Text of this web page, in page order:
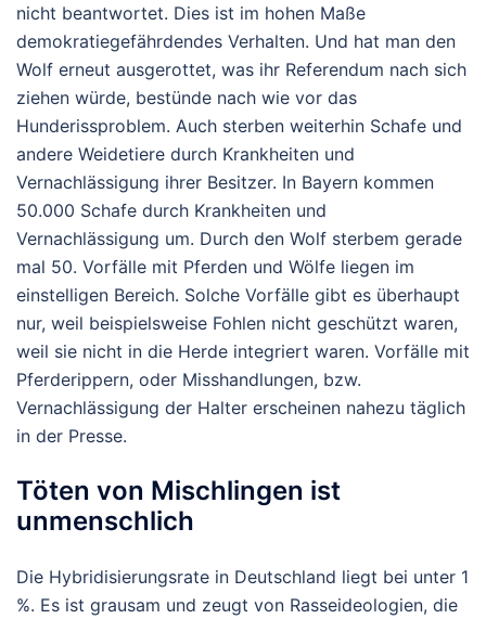
nicht beantwortet. Dies ist im hohen Maße
demokratiegefährdendes Verhalten. Und hat man den
Wolf erneut ausgerottet, was ihr Referendum nach sich
ziehen würde, bestünde nach wie vor das
Hunderissproblem. Auch sterben weiterhin Schafe und
andere Weidetiere durch Krankheiten und
Vernachlässigung ihrer Besitzer. In Bayern kommen
50.000 Schafe durch Krankheiten und
Vernachlässigung um. Durch den Wolf sterbem gerade
mal 50. Vorfälle mit Pferden und Wölfe liegen im
einstelligen Bereich. Solche Vorfälle gibt es überhaupt
nur, weil beispielsweise Fohlen nicht geschützt waren,
weil sie nicht in die Herde integriert waren. Vorfälle mit
Pferderippern, oder Misshandlungen, bzw.
Vernachlässigung der Halter erscheinen nahezu täglich
in der Presse.
Töten von Mischlingen ist
unmenschlich
Die Hybridisierungsrate in Deutschland liegt bei unter 1
%. Es ist grausam und zeugt von Rasseideologien, die